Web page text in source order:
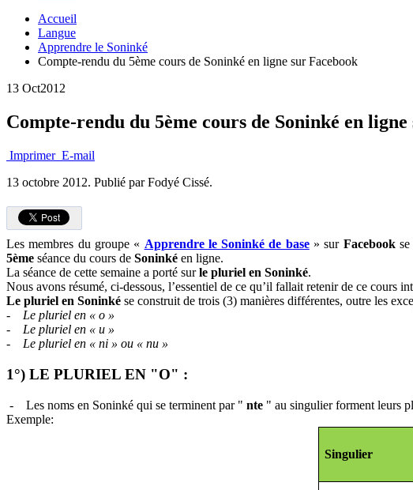
Accueil
Langue
Apprendre le Soninké
Compte-rendu du 5ème cours de Soninké en ligne sur Facebook
13 Oct2012
Compte-rendu du 5ème cours de Soninké en
Imprimer E-mail
13 octobre 2012. Publié par Fodyé Cissé.
Les membres du groupe « Apprendre le Soninké de base» sur Facebook
5ème séance du cours de Soninké en ligne.
La séance de cette semaine a porté surle pluriel en Soninké.
Nous avons résumé, ci-dessous, l’essentiel de ce qu’il fallait retenir de ce cours
Le pluriel en Soninké se construit de trois (3) manières différentes, outre les
- Le pluriel en « o »
- Le pluriel en « u »
- Le pluriel en « ni » ou « nu »
1°) LE PLURIEL EN "O" :
- Les noms en Soninké qui se terminent par " nte " au singulier forment leurs
Exemple:
Singulier